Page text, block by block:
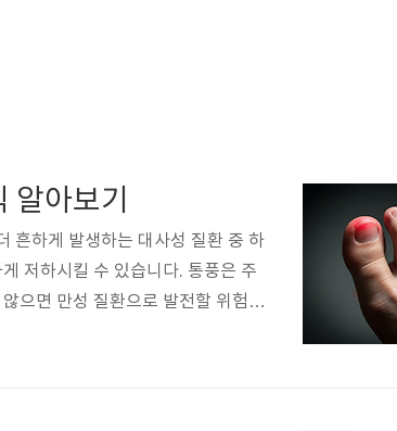
아보기
흔하게 발생하는 대사성 질환 중 하
저하시킬 수 있습니다. 통풍은 주
으면 만성 질환으로 발전할 위험이
인과 증상을 이해하고, 통풍에 좋은